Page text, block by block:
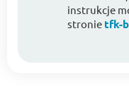
instrukcje
stronie tfk-